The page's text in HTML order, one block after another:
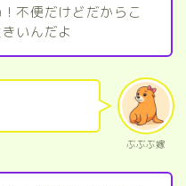
不便だけどだからこ
いんだよ
ぶぶぶ嫁